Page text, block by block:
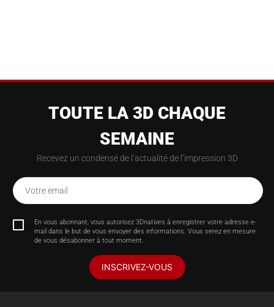
TOUTE LA 3D CHAQUE
SEMAINE
Recevez un condensé de l’actualité de l’impression 3D
Votre email
En vous abonnant, vous autorisez 3Dnatives à enregistrer votre adresse e-
mail dans le but de vous envoyer des informations. Vous serez en mesure
de vous désabonner à tout moment.
INSCRIVEZ-VOUS